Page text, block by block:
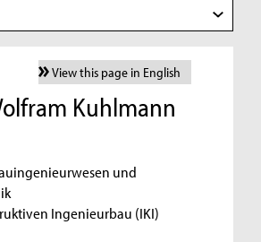
View this page in English
Kuhlmann
und
Ingenieurbau (IKI)